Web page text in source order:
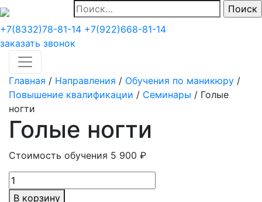
Найти:
+7(8332)78-81-14 +7(922)668-81-14
заказать звонок
Главная / Направления / Обучения по маникюру /
Повышение квалификации / Семинары / Голые
ногти
Голые ногти
Стоимость обучения 5 900 ₽
Количество
товара
В корзину